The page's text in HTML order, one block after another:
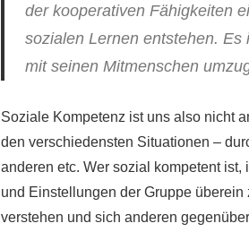
der kooperativen Fähigkeiten
sozialen Lernen entstehen.
mit seinen Mitmenschen
Soziale Kompetenz ist uns also nicht
den verschiedensten Situationen –
anderen etc. Wer sozial kompetent
und Einstellungen der Gruppe
verstehen und sich anderen